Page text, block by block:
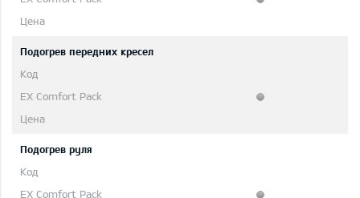
Подогрев передних кресел
Подогрев руля